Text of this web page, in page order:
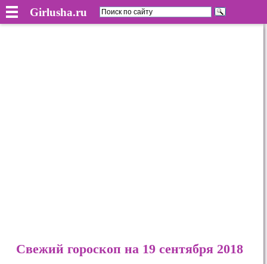
Girlusha.ru
Свежий гороскоп на 19 сентября 2018